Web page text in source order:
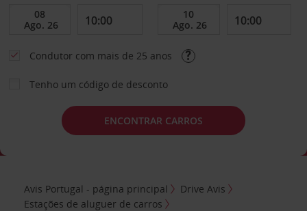
Condutor com mais de 25 anos
Tenho um código de desconto
ENCONTRAR CARROS
Avis Portugal - página principal
Drive Avis
Estações de aluguer de carros